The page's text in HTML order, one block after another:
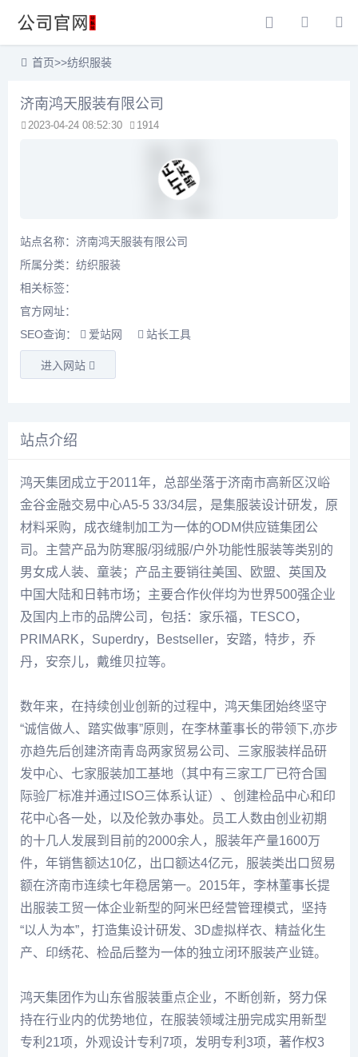
首页>>纺织服装
济南鸿天服装有限公司
2023-04-24 08:52:30 1914
站点名称：济南鸿天服装有限公司
所属分类： 纺织服装
相关标签：
官方网址：
SEO查询：
爱站网 站长工具
进入网站
站点介绍
鸿天集团成立于2011年，总部坐落于济南市高新区汉峪
金谷金融交易中心A5-5 33/34层，是集服装设计研发，原
材料采购，成衣缝制加工为一体的ODM供应链集团公
司。主营产品为防寒服/羽绒服/户外功能性服装等类别的
男女成人装、童装；产品主要销往美国、欧盟、英国及
中国大陆和日韩市场；主要合作伙伴均为世界500强企业
及国内上市的品牌公司，包括：家乐福，TESCO，
PRIMARK，Superdry，Bestseller，安踏，特步，乔
丹，安奈儿，戴维贝拉等。
数年来，在持续创业创新的过程中，鸿天集团始终坚守
“诚信做人、踏实做事”原则，在李林董事长的带领下,亦步
亦趋先后创建济南青岛两家贸易公司、三家服装样品研
发中心、七家服装加工基地（其中有三家工厂已符合国
际验厂标准并通过ISO三体系认证）、创建检品中心和印
花中心各一处，以及伦敦办事处。员工人数由创业初期
的十几人发展到目前的2000余人，服装年产量1600万
件，年销售额达10亿，出口额达4亿元，服装类出口贸易
额在济南市连续七年稳居第一。2015年，李林董事长提
出服装工贸一体企业新型的阿米巴经营管理模式，坚持
“以人为本”，打造集设计研发、3D虚拟样衣、精益化生
产、印绣花、检品后整为一体的独立闭环服装产业链。
鸿天集团作为山东省服装重点企业，不断创新，努力保
持在行业内的优势地位，在服装领域注册完成实用新型
专利21项，外观设计专利7项，发明专利3项，著作权3